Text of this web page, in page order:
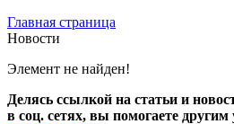
Главная страница
Новости
Элемент не найден!
Делясь ссылкой на статьи и
в соц. сетях, вы помогаете другим